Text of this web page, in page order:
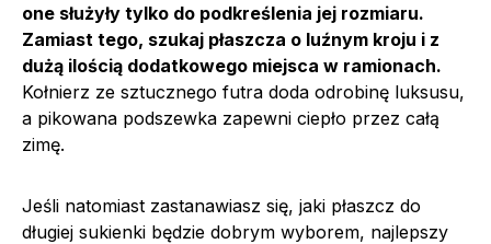
one służyły tylko do podkreślenia jej rozmiaru.
Zamiast tego, szukaj płaszcza o luźnym kroju i z
dużą ilością dodatkowego miejsca w ramionach.
Kołnierz ze sztucznego futra doda odrobinę luksusu,
a pikowana podszewka zapewni ciepło przez całą
zimę.
Jeśli natomiast zastanawiasz się, jaki płaszcz do
długiej sukienki będzie dobrym wyborem, najlepszy